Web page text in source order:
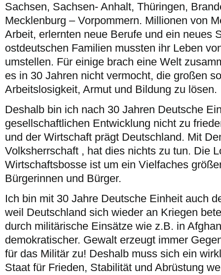
Sachsen, Sachsen- Anhalt, Thüringen,
Mecklenburg – Vorpommern. Millionen von
Arbeit, erlernten neue Berufe und ein neues
ostdeutschen Familien mussten ihr Leben
umstellen. Für einige brach eine Welt
es in 30 Jahren nicht vermocht, die großen
Arbeitslosigkeit, Armut und Bildung zu lösen.
Deshalb bin ich nach 30 Jahren Deutsche
gesellschaftlichen Entwicklung nicht zu
und der Wirtschaft prägt Deutschland. Mit
Volksherrschaft , hat dies nichts zu tun. Die
Wirtschaftsbosse ist um ein Vielfaches
Bürgerinnen und Bürger.
Ich bin mit 30 Jahre Deutsche Einheit auch
weil Deutschland sich wieder an Kriegen
durch militärische Einsätze wie z.B. in
demokratischer. Gewalt erzeugt immer
für das Militär zu! Deshalb muss sich ein
Staat für Frieden, Stabilität und Abrüstung